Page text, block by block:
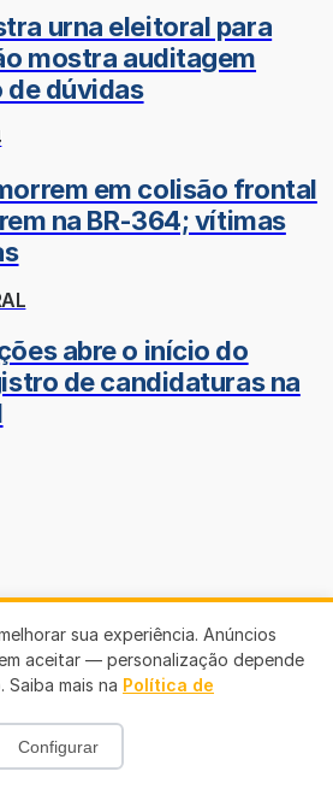
urna eleitoral para
mostra auditagem
de dúvidas
em colisão frontal
na BR-364; vítimas
abre o início do
de candidaturas na
sua experiência. Anúncios
aceitar — personalização depende
mais na Política de
Configurar